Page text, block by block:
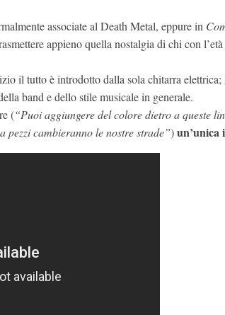
associate al Death Metal, eppure in
appieno quella nostalgia di chi con
il tutto è introdotto dalla sola chitarra
band e dello stile musicale in generale.
(“Puoi aggiungere del colore dietro a queste
pezzi cambieranno le nostre strade”)un’unica